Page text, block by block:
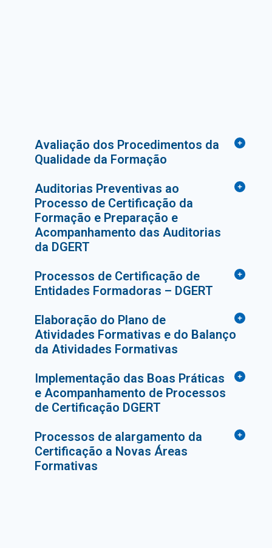
Avaliação dos Procedimentos da
Qualidade da Formação
Auditorias Preventivas ao
Processo de Certificação da
Formação e Preparação e
Acompanhamento das Auditorias
da DGERT
Processos de Certificação de
Entidades Formadoras – DGERT
Elaboração do Plano de
Atividades Formativas e do Balanço
da Atividades Formativas
Implementação das Boas Práticas
e Acompanhamento de Processos
de Certificação DGERT
Processos de alargamento da
Certificação a Novas Áreas
Formativas